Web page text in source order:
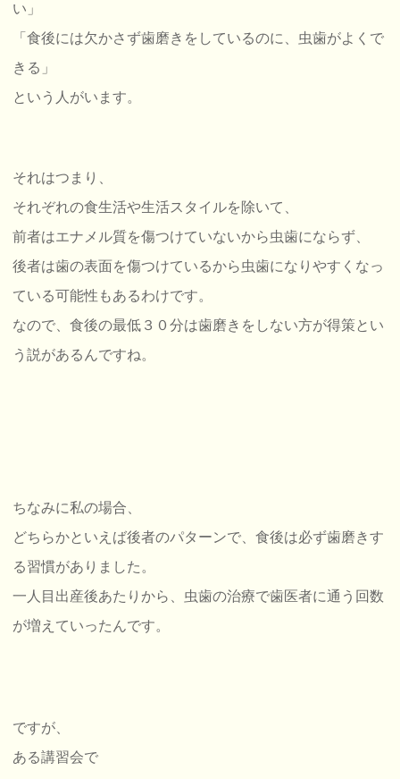
い」
「食後には欠かさず歯磨きをしているのに、虫歯がよくで
きる」
という人がいます。
それはつまり、
それぞれの食生活や生活スタイルを除いて、
前者はエナメル質を傷つけていないから虫歯にならず、
後者は歯の表面を傷つけているから虫歯になりやすくなっ
ている可能性もあるわけです。
なので、食後の最低３０分は歯磨きをしない方が得策とい
う説があるんですね。
ちなみに私の場合、
どちらかといえば後者のパターンで、食後は必ず歯磨きす
る習慣がありました。
一人目出産後あたりから、虫歯の治療で歯医者に通う回数
が増えていったんです。
ですが、
ある講習会で